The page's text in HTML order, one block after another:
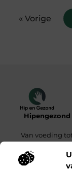
« Vorige
Van voeding
Onze